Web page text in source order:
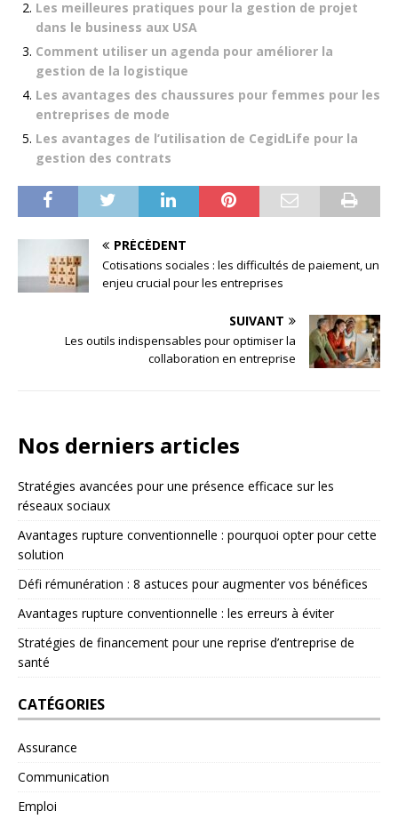
Les meilleures pratiques pour la gestion de projet
dans le business aux USA
Comment utiliser un agenda pour améliorer la
gestion de la logistique
Les avantages des chaussures pour femmes pour les
entreprises de mode
Les avantages de l’utilisation de CegidLife pour la
gestion des contrats
PRÉCÉDENT
Cotisations sociales : les difficultés de paiement, un
enjeu crucial pour les entreprises
SUIVANT
Les outils indispensables pour optimiser la
collaboration en entreprise
Nos derniers articles
Stratégies avancées pour une présence efficace sur les
réseaux sociaux
Avantages rupture conventionnelle : pourquoi opter pour cette
solution
Défi rémunération : 8 astuces pour augmenter vos bénéfices
Avantages rupture conventionnelle : les erreurs à éviter
Stratégies de financement pour une reprise d’entreprise de
santé
CATÉGORIES
Assurance
Communication
Emploi